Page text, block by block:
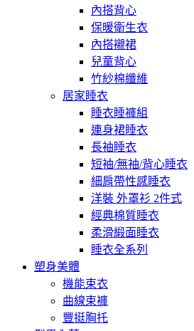
內搭背心
保暖衛生衣
內搭襯裙
兒童背心
竹紗棉纖維
居家睡衣
睡衣睡褲組
連身裙睡衣
長袖睡衣
短袖/無袖/背心睡衣
細肩帶性感睡衣
洋裝 外罩衫 2件式
經典棉質睡衣
柔滑緞面睡衣
睡衣全系列
塑身美體
機能束衣
曲線束褲
豐挺胸托